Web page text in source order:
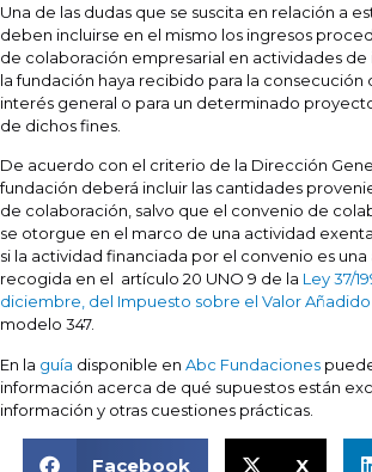
Una de las dudas que se suscita en relación a
deben incluirse en el mismo los ingresos
de colaboración empresarial en actividades de
la fundación haya recibido para la consecución
interés general o para un determinado
de dichos fines.
De acuerdo con el criterio de la Dirección
fundación deberá incluir las cantidades
de colaboración, salvo que el convenio de
se otorgue en el marco de una actividad
si la actividad financiada por el convenio es
recogida en el artículo 20 UNO 9 de la Ley 37/
diciembre, del Impuesto sobre el Valor Añadido
modelo 347.
En la guía disponible en Abc Fundaciones
información acerca de qué supuestos están
información y otras cuestiones prácticas.
Facebook X